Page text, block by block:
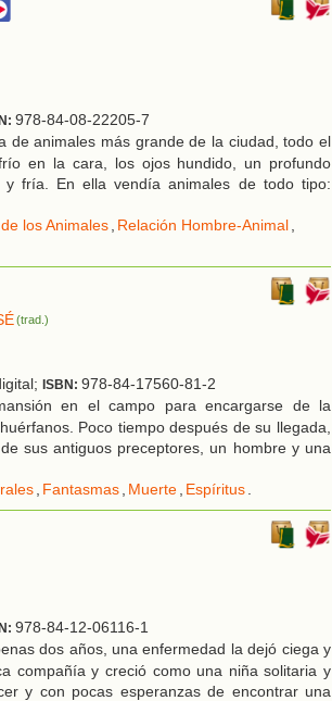
978-84-08-22205-7
de animales más grande de la ciudad, todo el
en la cara, los ojos hundido, un profundo
fría. En ella vendía animales de todo tipo:
los Animales, Relación Hombre-Animal,
(trad.)
ISBN: 978-84-17560-81-2
en el campo para encargarse de la
Poco tiempo después de su llegada,
sus antiguos preceptores, un hombre y una
, Fantasmas, Muerte, Espíritus.
978-84-12-06116-1
dos años, una enfermedad la dejó ciega y
compañía y creció como una niña solitaria y
y con pocas esperanzas de encontrar una